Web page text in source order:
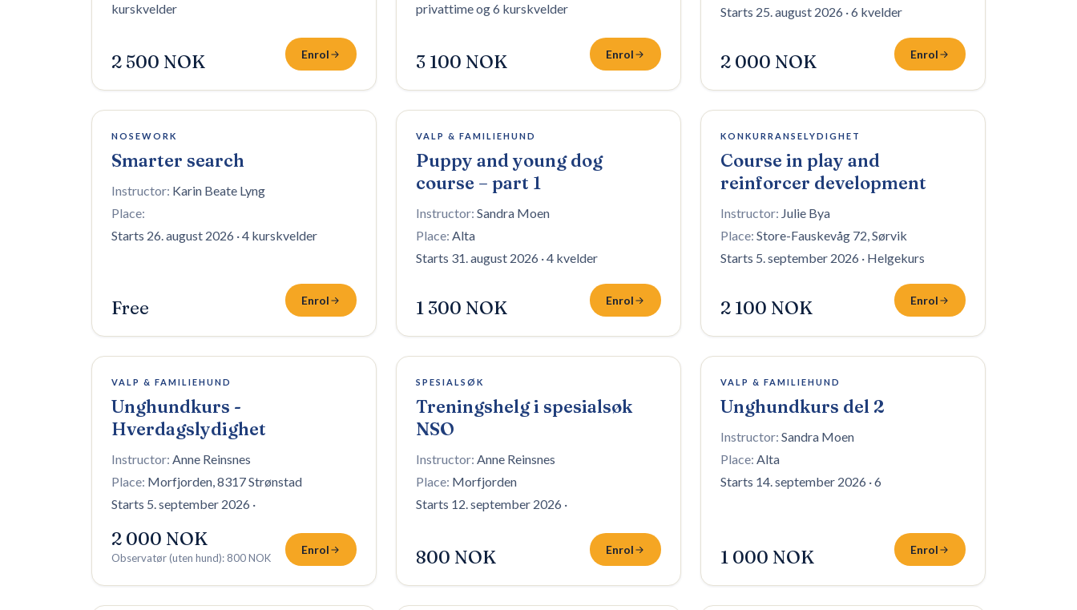
kurskvelder
2 500 NOK Enrol
privattime og 6 kurskvelder
3 100 NOK Enrol
Starts 25. august 2026 ·6 kvelder
2 000 NOK Enrol
10 plasser igjen
NOSEWORK
Smarter search
Instructor: Karin Beate Lyng
Place:
Starts 26. august 2026 ·4 kurskvelder
Free Enrol
6 plasser igjen
VALP & FAMILIEHUND
Puppy and young dog
course – part 1
Instructor: Sandra Moen
Place: Alta
Starts 31. august 2026 ·4 kvelder
1 300 NOK Enrol
Fullt — venteliste
KONKURRANSELYDIGHET
Course in play and
reinforcer development
Instructor: Julie Bya
Place: Store-Fauskevåg 72, Sørvik
Starts 5. september 2026 · Helgekurs
2 100 NOK Enrol
8 plasser igjen
VALP & FAMILIEHUND
Unghundkurs -
Hverdagslydighet
Instructor: Anne Reinsnes
Place: Morfjorden, 8317 Strønstad
Starts 5. september 2026 ·
2 000 NOK
Observatør (uten hund): 800 NOK
Enrol
10 plasser igjen
SPESIALSØK
Treningshelg i spesialsøk
NSO
Instructor: Anne Reinsnes
Place: Morfjorden
Starts 12. september 2026 ·
800 NOK Enrol
8 plasser igjen
VALP & FAMILIEHUND
Unghundkurs del 2
Instructor: Sandra Moen
Place: Alta
Starts 14. september 2026 ·6
1 000 NOK Enrol